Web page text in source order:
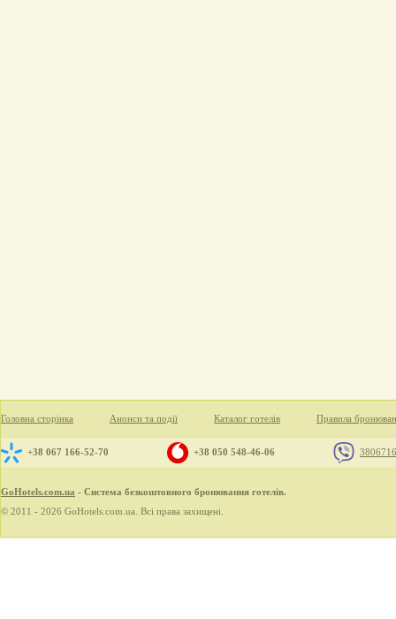
Головна сторінка Анонси та події Каталог готелів Правила
+38 067 166-52-70 +38 050 548-46-06
GoHotels.com.ua - Система безкоштовного бронювання готелів.
© 2011 - 2026 GoHotels.com.ua. Всі права захищені.